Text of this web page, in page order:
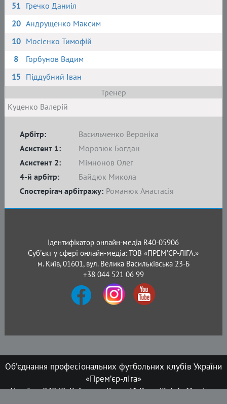
51 Гречко Даниіл
20 Андрущенко Максим
10 Мосієнко Тимофій
8
Горбунов Вадим
15 Піддубний Іван
Тренер
Куценко Валерій
Арбітр:
Васильченко Вероніка
Асистент 1:
Морозюк Богдан
Асистент 2:
Мімнонов Олег
4-й арбітр:
Байдюк Микола
Спостерігач арбітражу: Романюк Анастасія
Ідентифікатор онлайн-медіа R40-05906
Суб'єкт у сфері онлайн-медіа: ТОВ «ПРЕМ’ЄР-ЛІГА.»
м. Київ, 01601, вул. Велика Васильківська 23-Б
+38 044 521 06 99
Об’єднання професіональних футбольних клубів України
«Прем’єр-ліга»
Україна, 04070, Київ, вул. Верхній Вал, 72, info@upl.ua